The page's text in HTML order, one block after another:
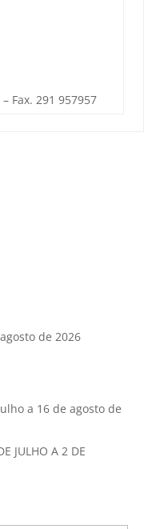
Fax. 291 957957
de 2026
a 16 de agosto de
JULHO A 2 DE